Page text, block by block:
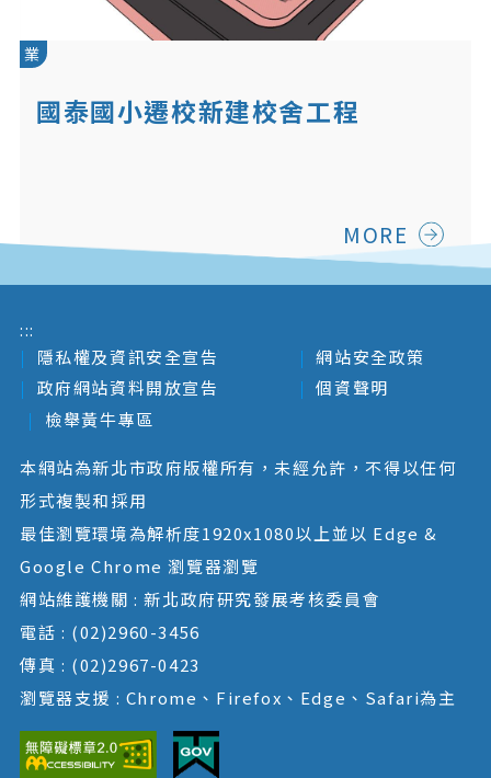
業
國泰國小遷校新建校舍工程
MORE
:::
隱私權及資訊安全宣告
網站安全政策
政府網站資料開放宣告
個資聲明
檢舉黃牛專區
本網站為新北市政府版權所有，未經允許，不得以任何
形式複製和採用
最佳瀏覽環境為解析度1920x1080以上並以 Edge &
Google Chrome 瀏覽器瀏覽
網站維護機關 : 新北政府研究發展考核委員會
電話 : (02)2960-3456
傳真 : (02)2967-0423
瀏覽器支援 : Chrome、Firefox、Edge、Safari為主